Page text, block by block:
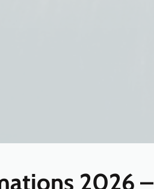
2026 –